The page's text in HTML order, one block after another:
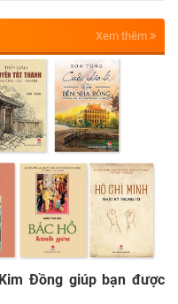
Xem thêm
Đồng giúp bạn được